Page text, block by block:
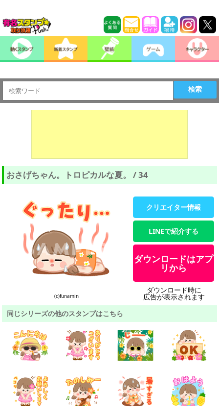
検索
おさげちゃん。トロピカルな夏。 / 34
(c)funamin
クリエイター情報
LINEで紹介する
ダウンロードはアプ
リから
ダウンロード時に
広告が表示されます
同じシリーズの他のスタンプはこちら